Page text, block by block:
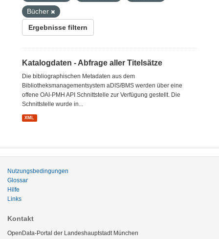
Bücher
Ergebnisse filtern
Katalogdaten - Abfrage aller Titelsätze
Die bibliographischen Metadaten aus dem
Bibliotheksmanagementsystem aDIS/BMS werden über eine
offene OAI-PMH API Schnittstelle zur Verfügung gestellt. Die
Schnittstelle wurde in...
XML
Nutzungsbedingungen
Glossar
Hilfe
Links
Kontakt
OpenData-Portal der Landeshauptstadt München